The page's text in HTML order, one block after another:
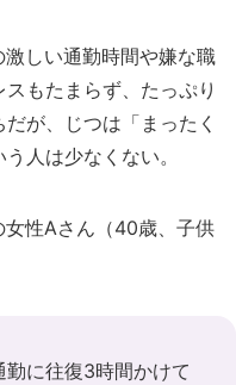
しい通勤時間や嫌な職
もたまらず、たっぷり
が、じつは「まったく
人は少なくない。
性Aさん（40歳、子供
勤に往復3時間かけて